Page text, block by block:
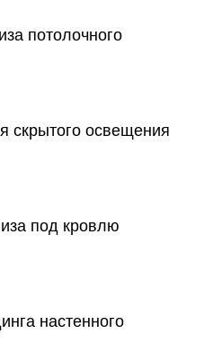
потолочного
скрытого освещения
под кровлю
настенного